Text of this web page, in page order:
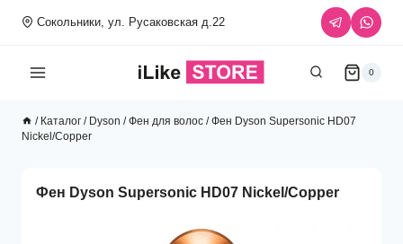
Сокольники, ул. Русаковская д.22
0
/ Каталог / Dyson / Фен для волос / Фен Dyson Supersonic HD07
Nickel/Copper
Фен Dyson Supersonic HD07 Nickel/Copper